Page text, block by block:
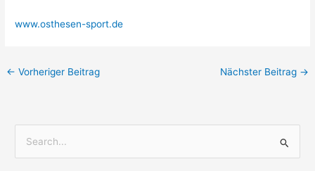
www.osthesen-sport.de
← Vorheriger Beitrag Nächster Beitrag →